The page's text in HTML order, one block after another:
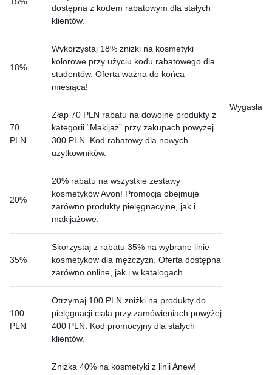
Wygasła
dostępna z kodem rabatowym dla stałych
klientów.
18%
Wykorzystaj 18% zniżki na kosmetyki
kolorowe przy użyciu kodu rabatowego dla
studentów. Oferta ważna do końca
miesiąca!
70
PLN
Złap 70 PLN rabatu na dowolne produkty z
kategorii “Makijaż” przy zakupach powyżej
300 PLN. Kod rabatowy dla nowych
użytkowników.
20%
20% rabatu na wszystkie zestawy
kosmetyków Avon! Promocja obejmuje
zarówno produkty pielęgnacyjne, jak i
makijażowe.
35%
Skorzystaj z rabatu 35% na wybrane linie
kosmetyków dla mężczyzn. Oferta dostępna
zarówno online, jak i w katalogach.
100
PLN
Otrzymaj 100 PLN zniżki na produkty do
pielęgnacji ciała przy zamówieniach powyżej
400 PLN. Kod promocyjny dla stałych
klientów.
Zniżka 40% na kosmetyki z linii Anew!